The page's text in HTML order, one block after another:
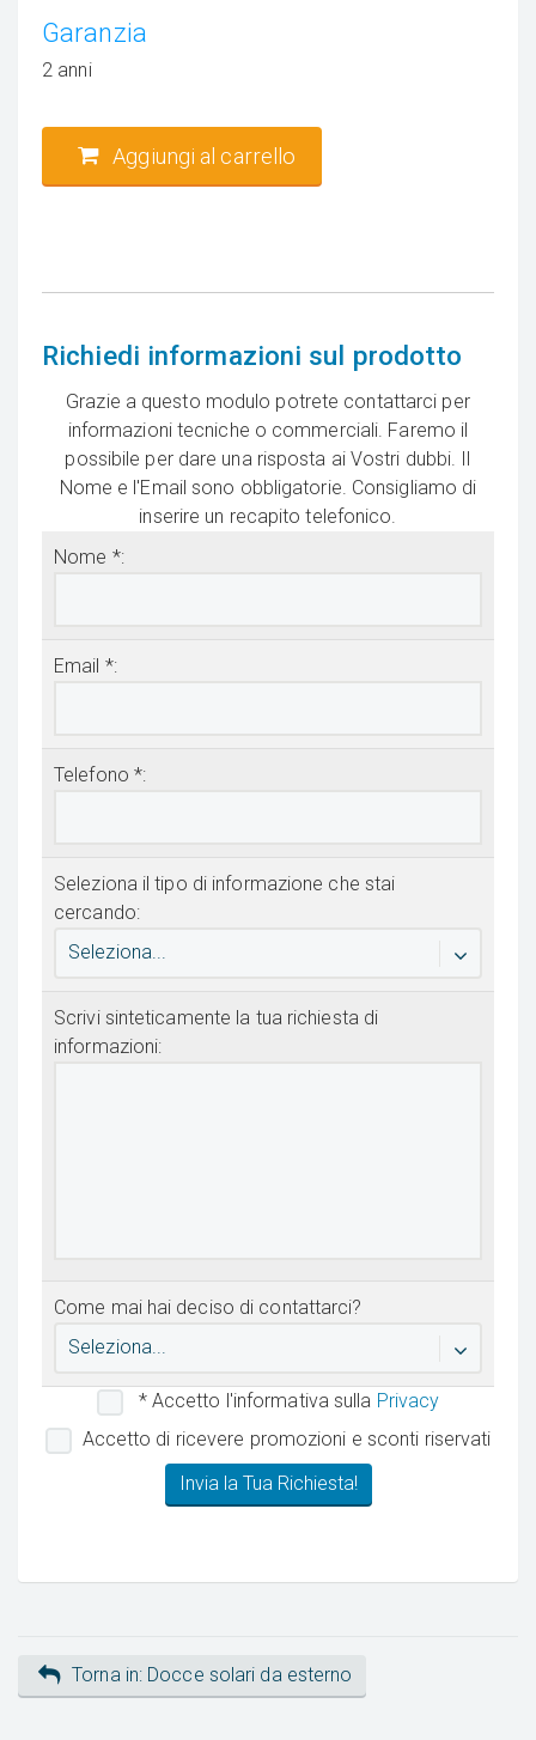
Garanzia
2 anni
Aggiungi al carrello
Richiedi informazioni sul prodotto
Grazie a questo modulo potrete contattarci per
informazioni tecniche o commerciali. Faremo il
possibile per dare una risposta ai Vostri dubbi. Il
Nome e l'Email sono obbligatorie. Consigliamo di
inserire un recapito telefonico.
Nome *:
Email *:
Telefono *:
Seleziona il tipo di informazione che stai
cercando:
Seleziona...
Scrivi sinteticamente la tua richiesta di
informazioni:
Come mai hai deciso di contattarci?
Seleziona...
* Accetto l'informativa sulla Privacy
Accetto di ricevere promozioni e sconti riservati
Torna in: Docce solari da esterno